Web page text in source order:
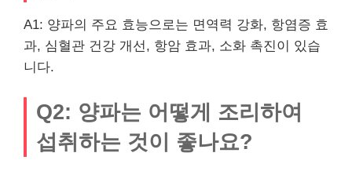
A1: 양파의 주요 효능으로는 면역력 강화, 항염증 효
과, 심혈관 건강 개선, 항암 효과, 소화 촉진이 있습
니다.
Q2: 양파는 어떻게 조리하여
섭취하는 것이 좋나요?